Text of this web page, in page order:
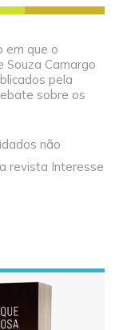
em que o
Souza Camargo
pela
sobre os
não
revista Interesse